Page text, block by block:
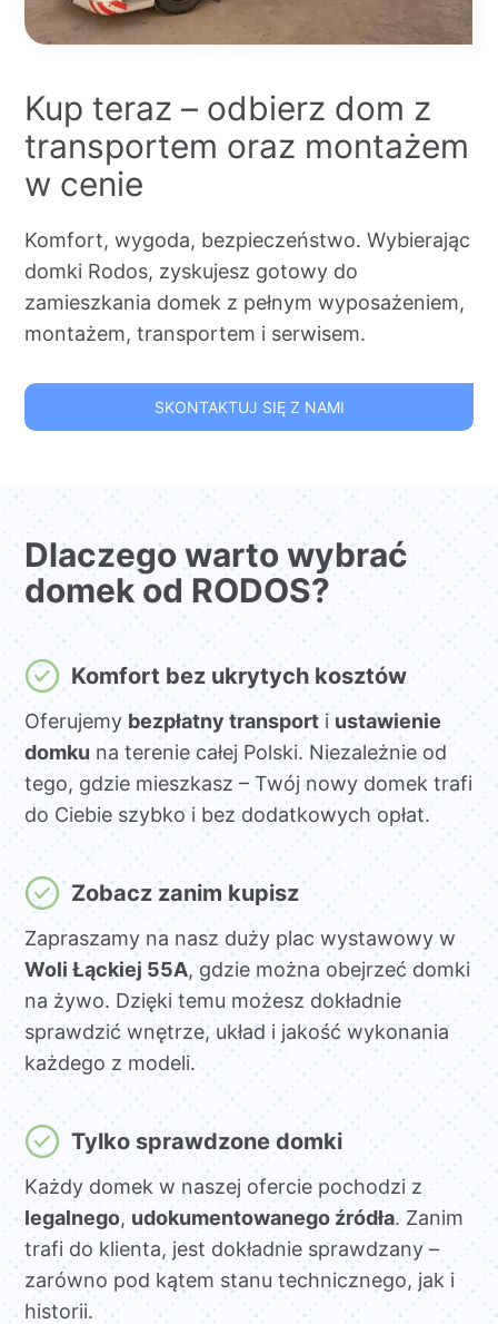
Kup teraz – odbierz dom z
transportem oraz montażem
w cenie
Komfort, wygoda, bezpieczeństwo. Wybierając
domki Rodos, zyskujesz gotowy do
zamieszkania domek z pełnym wyposażeniem,
montażem, transportem i serwisem.
SKONTAKTUJ SIĘ Z NAMI
Dlaczego warto wybrać
domek od RODOS?
Komfort bez ukrytych kosztów
Oferujemybezpłatny transporti ustawienie
domkuna terenie całej Polski. Niezależnie od
tego, gdzie mieszkasz – Twój nowy domek trafi
do Ciebie szybko i bez dodatkowych opłat.
Zobacz zanim kupisz
Zapraszamy na nasz duży plac wystawowy w
Woli Łąckiej 55A, gdzie można obejrzeć domki
na żywo. Dzięki temu możesz dokładnie
sprawdzić wnętrze, układ i jakość wykonania
każdego z modeli.
Tylko sprawdzone domki
Każdy domek w naszej ofercie pochodzi z
legalnego, udokumentowanego źródła. Zanim
trafi do klienta, jest dokładnie sprawdzany –
zarówno pod kątem stanu technicznego, jak i
historii.